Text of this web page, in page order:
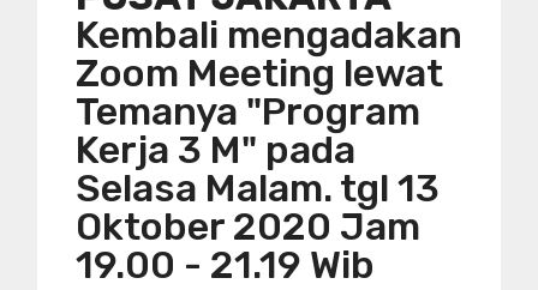
Kembali mengadakan
Zoom Meeting lewat
Temanya "Program
Kerja 3 M" pada
Selasa Malam. tgl 13
Oktober 2020 Jam
19.00 - 21.19 Wib